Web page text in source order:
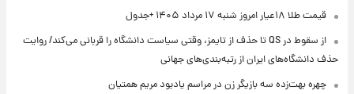
قیمت طلا ۱۸عیار امروز شنبه ۱۷ مرداد ۱۴۰۵ +جدول
از سقوط در QS تا حذف از تایمز، وقتی سیاست دانشگاه را قربانی می‌کند/ روایت
حذف دانشگاه‌های ایران از رتبه‌بندی‌های جهانی
چهره بهت‌زده سه بازیگر زن در مراسم یادبود مریم همتیان